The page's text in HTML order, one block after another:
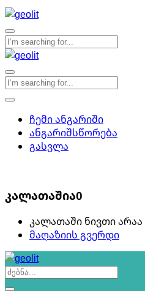
ჩემი ანგარიში
ანგარიშსწორება
გასვლა
კალათაშია0
კალათაში ნივთი არაა
მაღაზიის გვერდი